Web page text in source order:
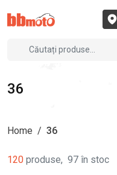
36
Home / 36
120 produse, 97 în stoc